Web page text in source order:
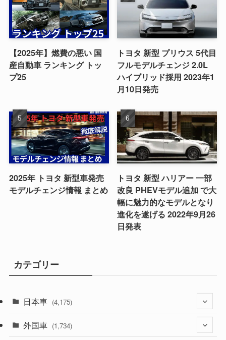
【2025年】燃費の悪い 国
産自動車 ランキング トッ
プ25
トヨタ 新型 プリウス 5代目
フルモデルチェンジ 2.0L
ハイブリッド採用 2023年1
月10日発売
2025年 トヨタ 新型車発売
モデルチェンジ情報 まとめ
トヨタ 新型 ハリアー 一部
改良 PHEVモデル追加 で大
幅に魅力的なモデルとなり
進化を遂げる 2022年9月26
日発表
カテゴリー
日本車 (4,175)
(1,321)
外国車 (1,734)